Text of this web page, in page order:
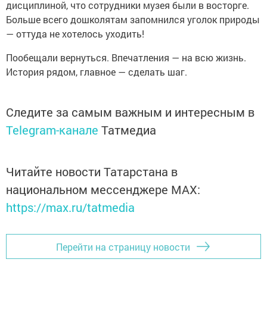
дисциплиной, что сотрудники музея были в восторге.
Больше всего дошколятам запомнился уголок природы
— оттуда не хотелось уходить!
Пообещали вернуться. Впечатления — на всю жизнь.
История рядом, главное — сделать шаг.
Следите за самым важным и интересным в
Telegram-канале Татмедиа
Читайте новости Татарстана в
национальном мессенджере MАХ:
https://max.ru/tatmedia
Перейти на страницу новости